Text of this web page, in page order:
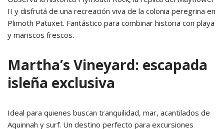
II y disfrutá de una recreación viva de la colonia peregrina en
Plimoth Patuxet. Fantástico para combinar historia con playa
y mariscos frescos.
Martha’s Vineyard: escapada
isleña exclusiva
Ideal para quienes buscan tranquilidad, mar, acantilados de
Aquinnah y surf. Un destino perfecto para excursiones